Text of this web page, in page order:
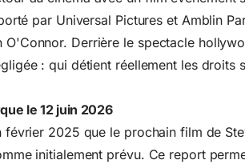
par Universal Pictures et Amblin
O'Connor. Derrière le spectacle
: qui détient réellement les droits
le 12 juin 2026
février 2025 que le prochain film de
initialement prévu. Ce report